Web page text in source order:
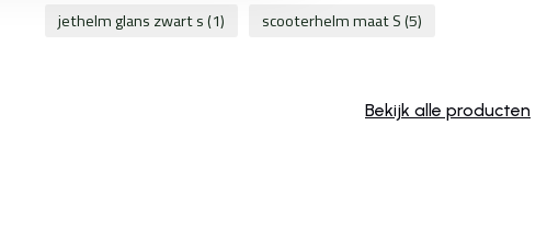
jethelm glans zwart s(1) scooterhelm maat S(5)
Bekijk alle producten